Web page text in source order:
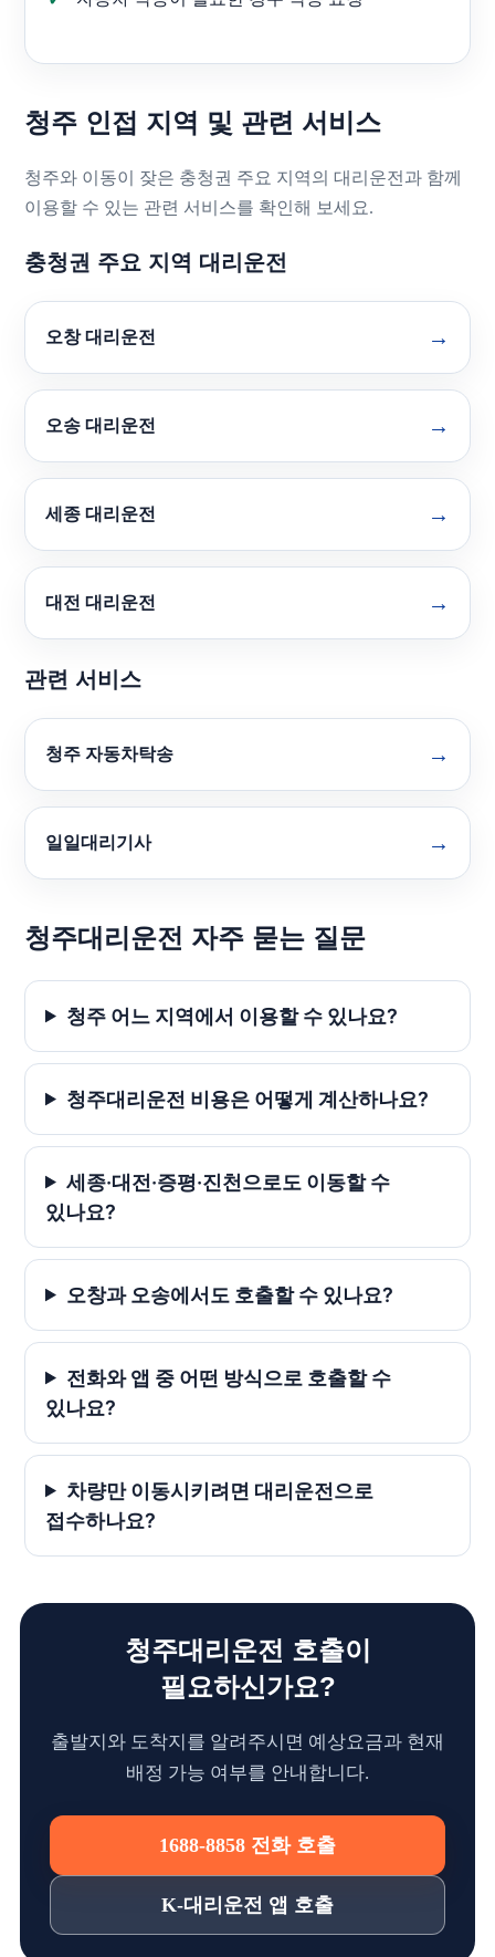
청주 인접 지역 및 관련 서비스
청주와 이동이 잦은 충청권 주요 지역의 대리운전과 함께
이용할 수 있는 관련 서비스를 확인해 보세요.
충청권 주요 지역 대리운전
오창 대리운전
오송 대리운전
세종 대리운전
대전 대리운전
관련 서비스
청주 자동차탁송
일일대리기사
청주대리운전 자주 묻는 질문
청주 어느 지역에서 이용할 수 있나요?
청주대리운전 비용은 어떻게 계산하나요?
세종·대전·증평·진천으로도 이동할 수
있나요?
오창과 오송에서도 호출할 수 있나요?
전화와 앱 중 어떤 방식으로 호출할 수
있나요?
차량만 이동시키려면 대리운전으로
접수하나요?
청주대리운전 호출이
필요하신가요?
출발지와 도착지를 알려주시면 예상요금과 현재
배정 가능 여부를 안내합니다.
1688-8858 전화 호출
K-대리운전 앱 호출